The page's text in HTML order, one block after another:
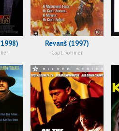
Revanš (1997)
Capt. Rohmer